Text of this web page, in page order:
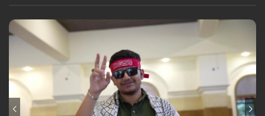
برنامج "بالعين المجردة" هو توثيق إنسانيٌّ شجاعٌ للحياة تحت وطأة الحرب،